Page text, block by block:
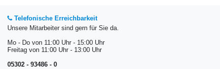
Telefonische Erreichbarkeit
Unsere Mitarbeiter sind gern für Sie da.
Mo - Do von 11:00 Uhr - 15:00 Uhr
Freitag von 11:00 Uhr - 13:00 Uhr
05302 - 93486 - 0